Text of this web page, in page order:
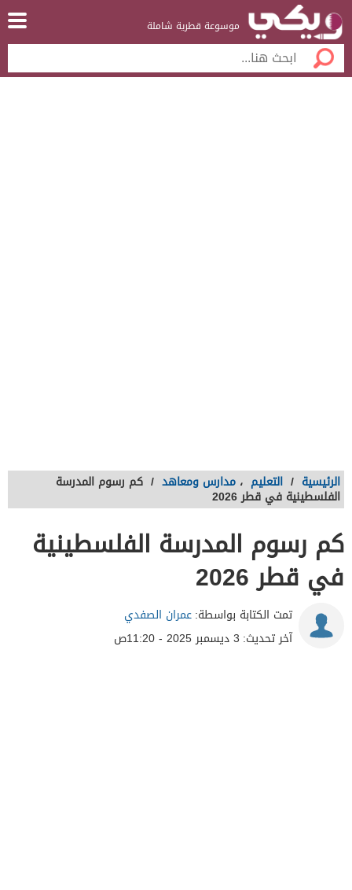
موسوعة قطرية شاملة
الرئيسية / التعليم ، مدارس ومعاهد / كم رسوم المدرسة
الفلسطينية في قطر 2026
كم رسوم المدرسة الفلسطينية
في قطر 2026
تمت الكتابة بواسطة:عمران الصفدي
آخر تحديث: 3 ديسمبر 2025 - 11:20ص